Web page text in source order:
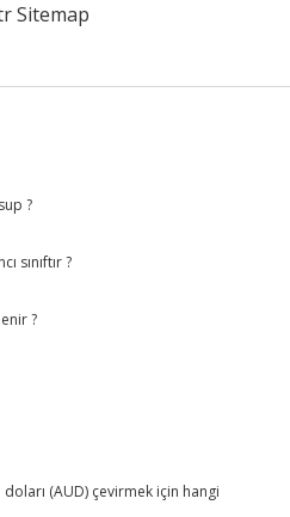
Sitemap
?
sınıftır ?
?
doları (AUD) çevirmek için hangi